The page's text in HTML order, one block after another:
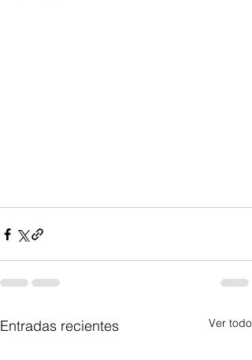
Entradas recientes Ver todo